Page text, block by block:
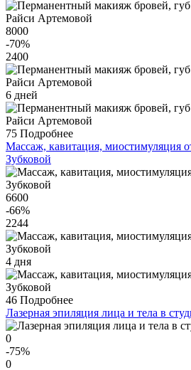
8000
-70%
2400
6 дней
75 Подробнее
Массаж, кавитация, миостимуляция
Зубковой
6600
-66%
2244
4 дня
46 Подробнее
Лазерная эпиляция лица и тела в
0
-75%
0